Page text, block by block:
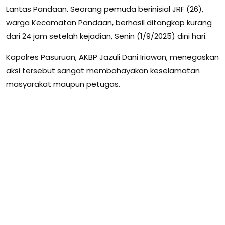
Lantas Pandaan. Seorang pemuda berinisial JRF (26),
warga Kecamatan Pandaan, berhasil ditangkap kurang
dari 24 jam setelah kejadian, Senin (1/9/2025) dini hari.
Kapolres Pasuruan, AKBP Jazuli Dani Iriawan, menegaskan
aksi tersebut sangat membahayakan keselamatan
masyarakat maupun petugas.